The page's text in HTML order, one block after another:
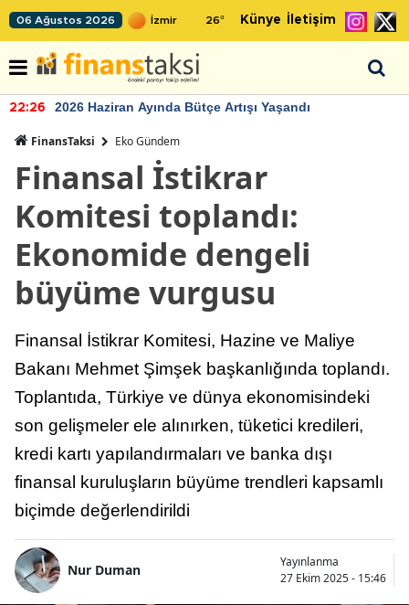
06 Ağustos 2026 26° Künye İletişim
22:26 2026 Haziran Ayında Bütçe Artışı Yaşandı
FinansTaksi Eko Gündem
Finansal İstikrar
Komitesi toplandı:
Ekonomide dengeli
büyüme vurgusu
Finansal İstikrar Komitesi, Hazine ve Maliye
Bakanı Mehmet Şimşek başkanlığında toplandı.
Toplantıda, Türkiye ve dünya ekonomisindeki
son gelişmeler ele alınırken, tüketici kredileri,
kredi kartı yapılandırmaları ve banka dışı
finansal kuruluşların büyüme trendleri kapsamlı
biçimde değerlendirildi
Nur Duman
Yayınlanma
27 Ekim 2025 - 15:46